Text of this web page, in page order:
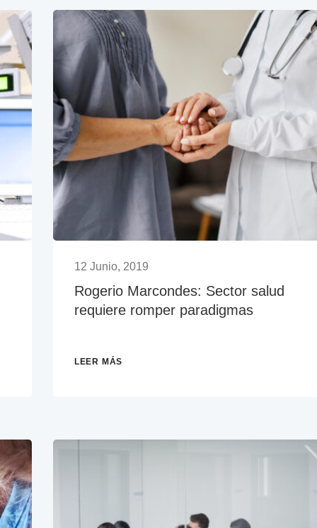
12 Junio, 2019
Rogerio Marcondes: Sector salud
requiere romper paradigmas
LEER MÁS